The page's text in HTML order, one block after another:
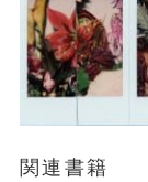
関連書籍